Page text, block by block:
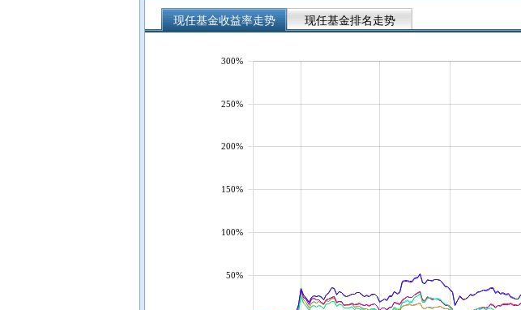
现任基金收益率走势 现任基金排名走势
50%
100%
150%
200%
250%
300%